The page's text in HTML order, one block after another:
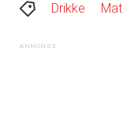
Drikke Mat